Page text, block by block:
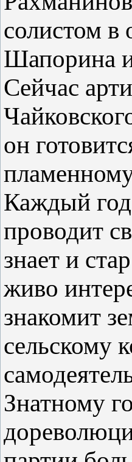
солистом
Шапорина
Сейчас
он
Каждый год
проводит
знает и
живо
знакомит
сельскому
Знатному